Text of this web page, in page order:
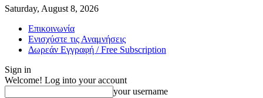
Saturday, August 8, 2026
Επικοινωνία
Ενισχύστε τις Αναμνήσεις
Δωρεάν Εγγραφή / Free Subscription
Sign in
Welcome! Log into your account
your username